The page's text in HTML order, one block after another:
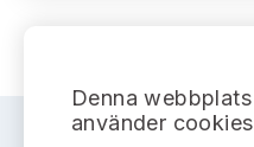
Denna webbplats
använder cookies